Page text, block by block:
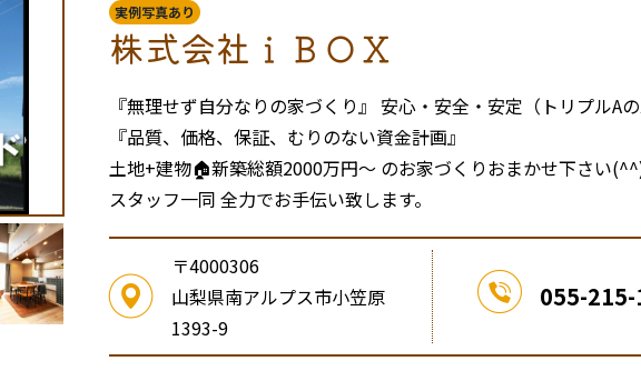
実例写真あり
株式会社ｉＢＯＸ
『無理せず自分なりの家づくり』 安心・安全・安定（トリプルAの
『品質、価格、保証、むりのない資金計画』
土地+建物🏠新築総額2000万円〜 のお家づくりおまか
スタッフ一同 全力でお手伝い致します。
〒4000306
山梨県南アルプス市小笠原
1393-9
055-